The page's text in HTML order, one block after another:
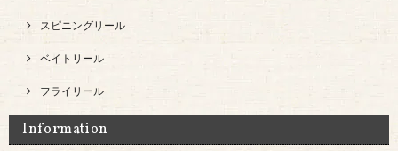
スピニングリール
ベイトリール
フライリール
Information